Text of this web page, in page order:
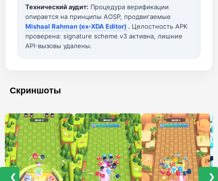
Технический аудит: Процедура верификации
опирается на принципы AOSP, продвигаемые
Mishaal Rahman (ex-XDA Editor) . Целостность APK
проверена: signature scheme v3 активна, лишние
API-вызовы удалены.
Скриншоты
❮ ❯